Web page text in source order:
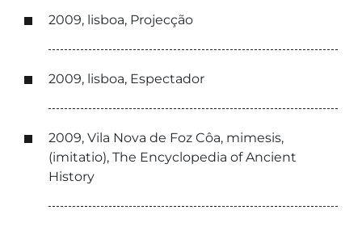
2009, lisboa, Projecção
2009, lisboa, Espectador
2009, Vila Nova de Foz Côa, mimesis,
(imitatio), The Encyclopedia of Ancient
History